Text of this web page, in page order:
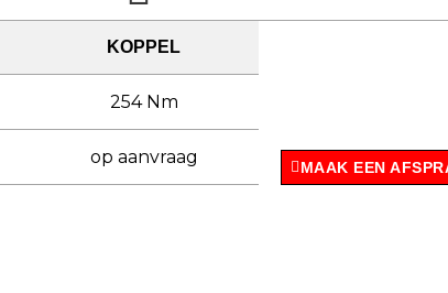
KOPPEL
254 Nm
op aanvraag
MAAK EEN